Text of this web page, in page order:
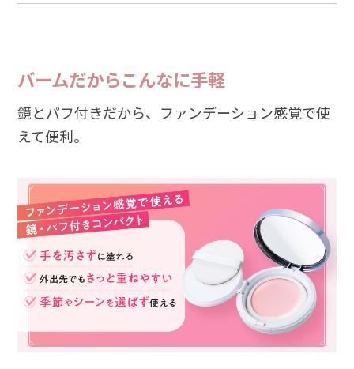
バームだからこんなに手軽
鏡とパフ付きだから、ファンデーション感覚で使
えて便利。